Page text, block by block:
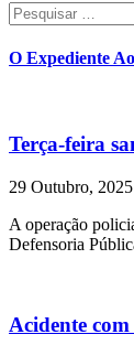
Pesquisar
por:
O Expediente
Terça-feira
29 Outubro, 2025
A operação
Defensoria
Acidente